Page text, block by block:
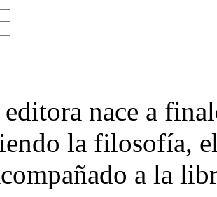
nace a
la filosofía,
a la